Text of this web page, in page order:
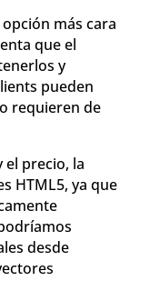
más cara
que el
y
pueden
requieren de
el precio, la
HTML5, ya que
desde